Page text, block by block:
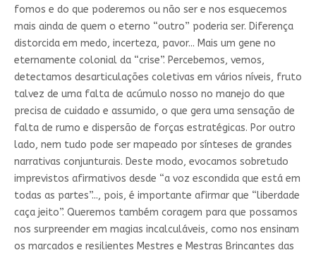
fomos e do que poderemos ou não ser e nos esquecemos
mais ainda de quem o eterno “outro” poderia ser. Diferença
distorcida em medo, incerteza, pavor... Mais um gene no
eternamente colonial da “crise”. Percebemos, vemos,
detectamos desarticulações coletivas em vários níveis, fruto
talvez de uma falta de acúmulo nosso no manejo do que
precisa de cuidado e assumido, o que gera uma sensação de
falta de rumo e dispersão de forças estratégicas. Por outro
lado, nem tudo pode ser mapeado por sínteses de grandes
narrativas conjunturais. Deste modo, evocamos sobretudo
imprevistos afirmativos desde “a voz escondida que está em
todas as partes”..., pois, é importante afirmar que “liberdade
caça jeito”. Queremos também coragem para que possamos
nos surpreender em magias incalculáveis, como nos ensinam
os marcados e resilientes Mestres e Mestras Brincantes das